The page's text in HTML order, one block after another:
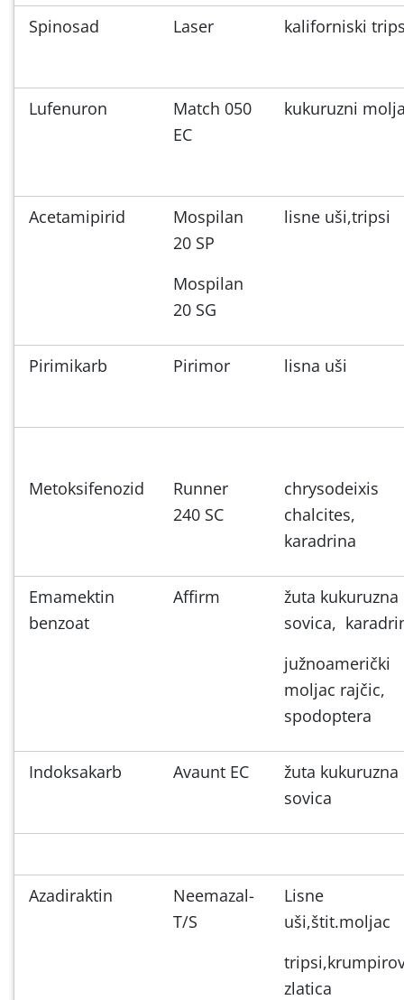
Spinosad Laser kaliforniski
Lufenuron
Match 050
EC
kukuruzni
Acetamipirid
Mospilan
20 SP
Mospilan
20 SG
lisne uši,tripsi
Pirimikarb Pirimor lisna uši
Metoksifenozid
Runner
240 SC
chrysodeixis
chalcites,
karadrina
Emamektin
benzoat
Affirm
žuta kukuruzna
sovica,
južnoamerički
moljac rajčic,
spodoptera
Indoksakarb Avaunt EC
žuta kukuruzna
sovica
Azadiraktin
Neemazal-
T/S
Lisne
uši,štit.moljac
zlatica